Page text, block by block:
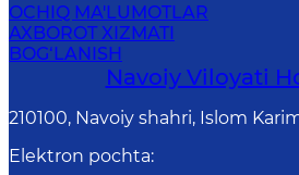
OCHIQ MA'LUMOTLAR
AXBOROT XIZMATI
BOG‘LANISH
Navoiy Vilоyati
210100, Nаvоiy shаhri, Islom
Elektron pochta: